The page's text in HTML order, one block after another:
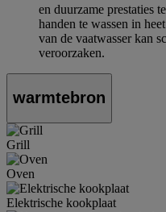
en duurzame prestaties
handen te wassen in
van de vaatwasser kan
veroorzaken.
warmtebron
Grill
Oven
Elektrische kookplaat